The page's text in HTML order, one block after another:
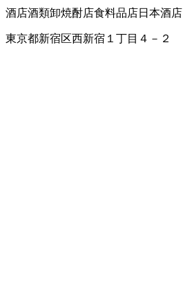
酒店酒類卸焼酎店食料品店日本酒店
東京都新宿区西新宿１丁目４－２